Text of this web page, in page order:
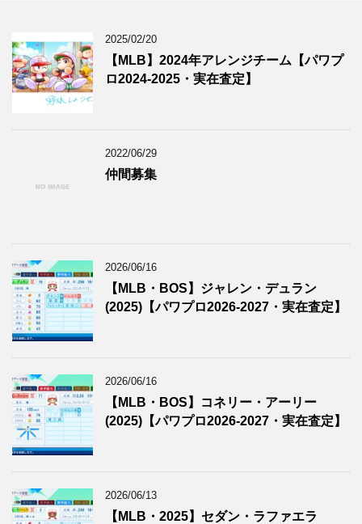
2025/02/20
【MLB】2024年アレンジチーム【パワプ
ロ2024-2025・実在査定】
2022/06/29
仲間募集
2026/06/16
【MLB・BOS】ジャレン・デュラン
(2025)【パワプロ2026-2027・実在査定】
2026/06/16
【MLB・BOS】コネリー・アーリー
(2025)【パワプロ2026-2027・実在査定】
2026/06/13
【MLB・2025】セダン・ラファエラ